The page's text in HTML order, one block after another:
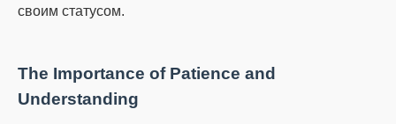
своим статусом.
The Importance of Patience and
Understanding